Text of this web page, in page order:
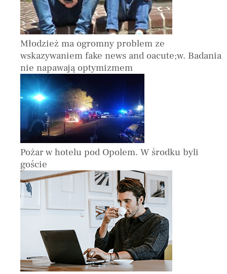
Młodzież ma ogromny problem ze
wskazywaniem fake news and oacute;w. Badania
nie napawają optymizmem
Pożar w hotelu pod Opolem. W środku byli
goście